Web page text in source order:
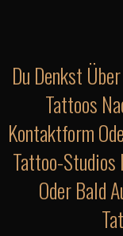
Du Denkst
Tattoos
Kontaktform
Tattoo-Studios
Oder Bald